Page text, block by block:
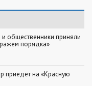
и общественники приняли
порядка»
приедет на «Красную